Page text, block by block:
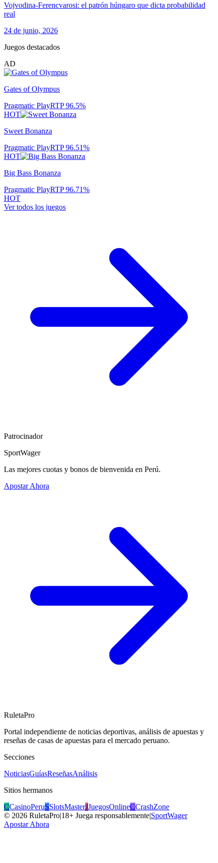
Vojvodina-Ferencvarosi: el patrón húngaro que dicta probabilidad
real
24 de junio, 2026
Juegos destacados
AD
Gates of Olympus
Pragmatic PlayRTP96.5%
HOT
Sweet Bonanza
Pragmatic PlayRTP96.51%
HOT
Big Bass Bonanza
Pragmatic PlayRTP96.71%
HOT
Ver todos los juegos
Patrocinador
SportWager
Las mejores cuotas y bonos de bienvenida en Perú.
Apostar Ahora
RuletaPro
Portal independiente de noticias deportivas, análisis de apuestas y
reseñas de casas de apuestas para el mercado peruano.
Secciones
NoticiasGuíasReseñasAnálisis
Sitios hermanos
CCasinoPeruSSlotsMasterJJuegosOnlineCCrashZone
© 2026 RuletaPro|18+ Juega responsablemente|SportWager
Apostar Ahora